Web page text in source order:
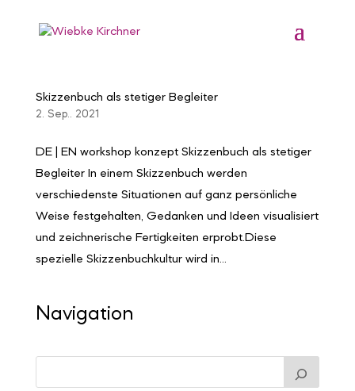
Skizzenbuch als stetiger Begleiter
2. Sep.. 2021
DE | EN workshop konzept Skizzenbuch als stetiger
Begleiter In einem Skizzenbuch werden
verschiedenste Situationen auf ganz persönliche
Weise festgehalten, Gedanken und Ideen visualisiert
und zeichnerische Fertigkeiten erprobt.Diese
spezielle Skizzenbuchkultur wird in...
Navigation